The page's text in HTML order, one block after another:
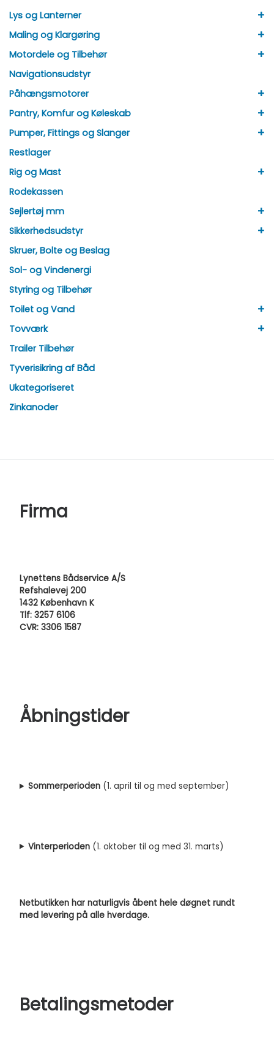
Lys og Lanterner +
Maling og Klargøring +
Motordele og Tilbehør +
Navigationsudstyr
Påhængsmotorer
+
Pantry, Komfur og Køleskab +
Pumper, Fittings og Slanger +
Restlager
Rig og Mast
+
Rodekassen
Sejlertøj mm
+
Sikkerhedsudstyr +
Skruer, Bolte og Beslag
Sol- og Vindenergi
Styring og Tilbehør
Toilet og Vand
+
Tovværk +
Trailer Tilbehør
Tyverisikring af Båd
Ukategoriseret
Zinkanoder
Firma
Lynettens Bådservice A/S
Refshalevej 200
1432 København K
Tlf: 3257 6106
CVR: 3306 1587
Åbningstider
Sommerperioden (1. april til og med september)
Vinterperioden (1. oktober til og med 31. marts)
Netbutikken har naturligvis åbent hele døgnet rundt
med levering på alle hverdage.
Betalingsmetoder